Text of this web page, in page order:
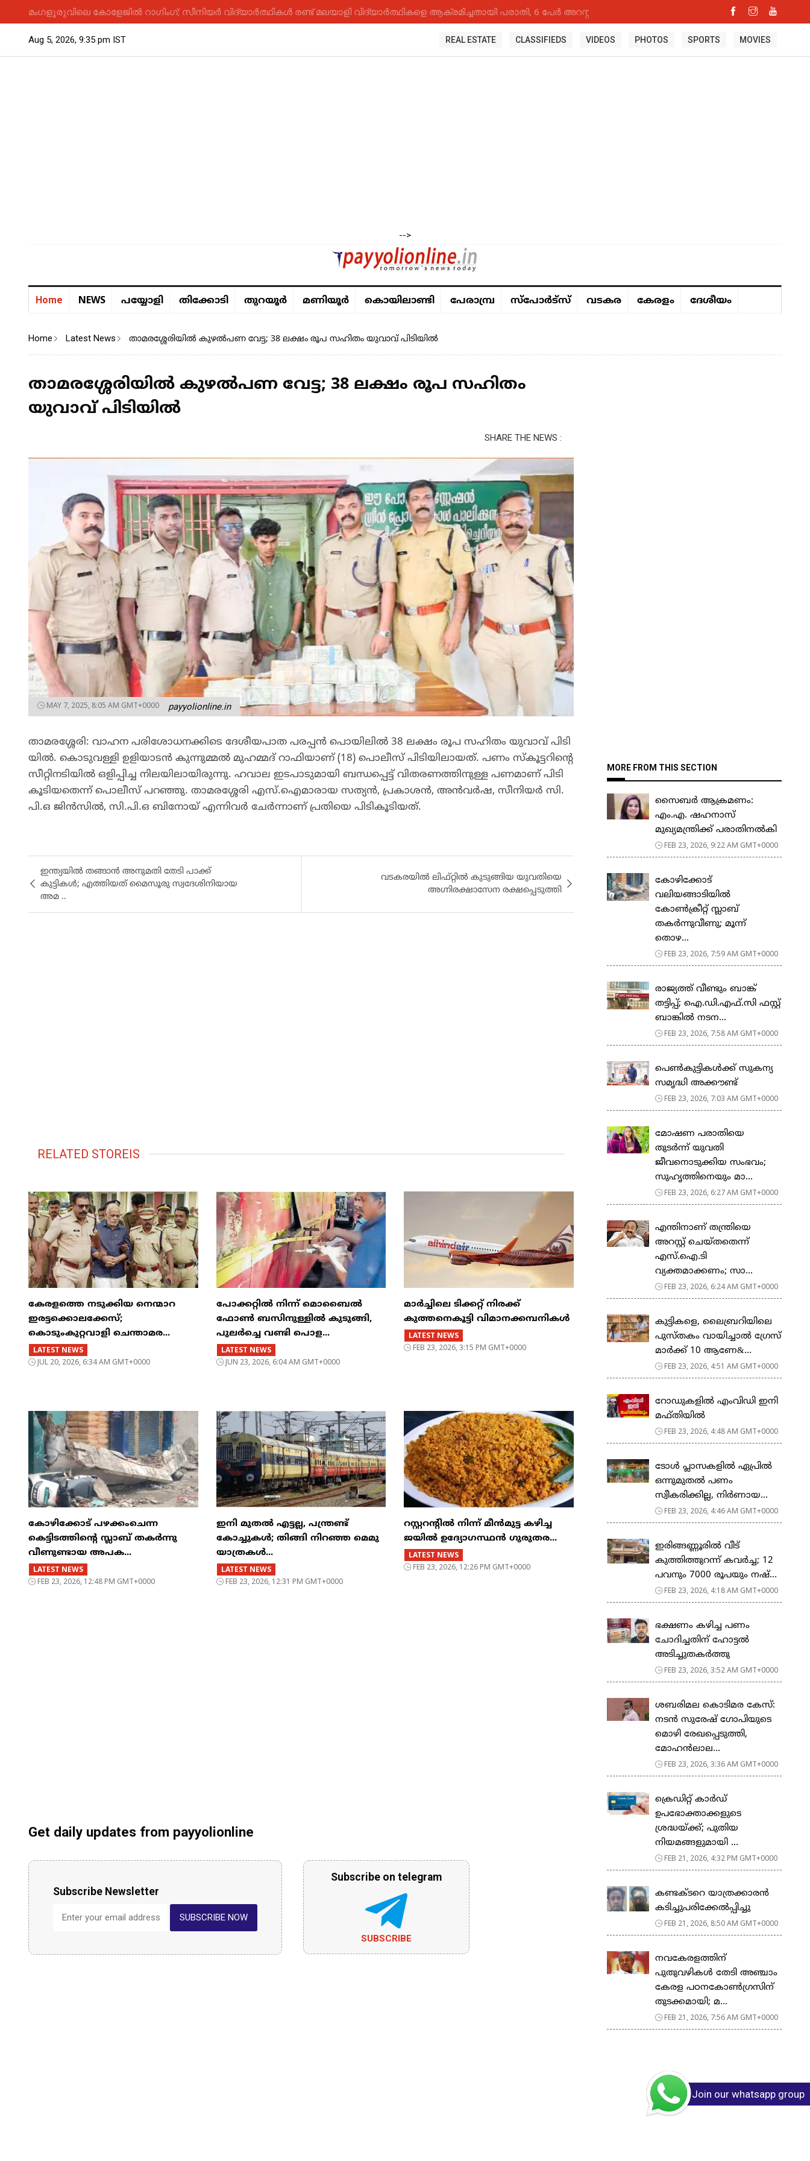
മംഗളൂരുവിലെ കോളേജിൽ റാഗിംഗ്; സീനിയർ വിദ്യാർത്ഥികൾ രണ്ട് മലയാളി വിദ്യാർത്ഥികളെ ആക്രമിച്ചതായി പരാതി, 6 പേർ അറസ്റ്റിൽ
Aug 5, 2026, 9:35 pm IST REAL ESTATE CLASSIFIEDS VIDEOS PHOTOS SPORTS MOVIES
-->
Home NEWS പയ്യോളി തിക്കോടി തുറയൂര്‍ മണിയൂര്‍ കൊയിലാണ്ടി പേരാമ്പ്ര സ്പോർട്സ് വടകര കേരളം ദേശീയം
Home Latest News താമരശ്ശേരിയിൽ കുഴൽപണ വേട്ട; 38 ലക്ഷം രൂപ സഹിതം യുവാവ് പിടിയിൽ
താമരശ്ശേരിയിൽ കുഴൽപണ വേട്ട; 38 ലക്ഷം രൂപ സഹിതം
യുവാവ് പിടിയിൽ
SHARE THE NEWS :
MAY 7, 2025, 8:05 AM GMT+0000 payyolionline.in
താ​മ​ര​ശ്ശേ​രി: വാ​ഹ​ന പ​രി​ശോ​ധ​ന​ക്കി​ടെ ദേ​ശീ​യ​പാ​ത പ​ര​പ്പ​ൻ പൊ​യി​ലി​ൽ 38 ല​ക്ഷം രൂ​പ സ​ഹി​തം യു​വാ​വ് പി​ടി​
യി​ൽ. കൊ​ടു​വ​ള്ളി ഉ​ളി​യാ​ട​ൻ കു​ന്നു​മ്മ​ൽ മു​ഹ​മ്മ​ദ് റാ​ഫി​യാ​ണ് (18) പൊ​ലീ​സ് പി​ടി​യി​ലാ​യ​ത്. പ​ണം സ്കൂ​ട്ട​റി​ന്റെ
സീ​റ്റി​ന​ടി​യി​ൽ ഒ​ളി​പ്പി​ച്ച നി​ല​യി​ലാ​യി​രു​ന്നു. ഹ​വാ​ല ഇ​ട​പാ​ടു​മാ​യി ബ​ന്ധ​പ്പെ​ട്ട് വി​ത​ര​ണ​ത്തി​നു​ള്ള പ​ണ​മാ​ണ് പി​ടി​
കൂ​ടി​യ​തെ​ന്ന് പൊ​ലീ​സ് പ​റ​ഞ്ഞു. താ​മ​ര​ശ്ശേ​രി എ​സ്.​ഐ​മാ​രാ​യ സ​ത്യ​ൻ, പ്ര​കാ​ശ​ൻ, അ​ൻ​വ​ർ​ഷ, സീ​നി​യ​ർ സി.​
പി.​ഒ ജി​ൻ​സി​ൽ, സി.​പി.​ഒ ബി​നോ​യ് എ​ന്നി​വ​ർ ചേ​ർ​ന്നാ​ണ് പ്ര​തി​യെ പി​ടി​കൂ​ടി​യ​ത്.
ഇന്ത്യയിൽ തങ്ങാൻ അനുമതി തേടി പാക്ക്
കുട്ടികൾ; എത്തിയത് മൈസൂരു സ്വദേശിനിയായ
അമ ..
വടകരയില്‍ ലിഫ്റ്റിൽ കുടുങ്ങിയ യുവതിയെ
അഗ്നിരക്ഷാസേന രക്ഷപ്പെടുത്തി
RELATED STOREIS
കേരളത്തെ നടുക്കിയ നെന്മാറ
ഇരട്ടക്കൊലക്കേസ്;
കൊടുംകുറ്റവാളി ചെന്താമര...
LATEST NEWS
JUL 20, 2026, 6:34 AM GMT+0000
പോക്കറ്റിൽ നിന്ന് മൊബൈൽ
ഫോൺ ബസിനുള്ളിൽ കുടുങ്ങി,
പുലർച്ചെ വണ്ടി പൊള...
LATEST NEWS
JUN 23, 2026, 6:04 AM GMT+0000
മാർച്ചിലെ ടിക്കറ്റ് നിരക്ക്
കുത്തനെകൂട്ടി വിമാനക്കമ്പനികൾ
LATEST NEWS
FEB 23, 2026, 3:15 PM GMT+0000
കോഴിക്കോട് പഴക്കംചെന്ന
കെട്ടിടത്തിന്റെ സ്ലാബ് തകർന്നു
വീണുണ്ടായ അപക...
LATEST NEWS
FEB 23, 2026, 12:48 PM GMT+0000
ഇനി മുതൽ എട്ടല്ല, പന്ത്രണ്ട്
കോച്ചുകള്‍; തിങ്ങി നിറഞ്ഞ മെമു
യാത്രകൾ...
LATEST NEWS
FEB 23, 2026, 12:31 PM GMT+0000
റസ്റ്ററന്റില്‍ നിന്ന് മീന്‍മുട്ട കഴിച്ച
ജയില്‍ ഉദ്യോഗസ്ഥന്‍ ഗുരുതര...
LATEST NEWS
FEB 23, 2026, 12:26 PM GMT+0000
Get daily updates from payyolionline
Subscribe Newsletter
SUBSCRIBE NOW
Subscribe on telegram
SUBSCRIBE
MORE FROM THIS SECTION
സൈബർ ആക്രമണം:
എം.എ. ഷഹനാസ്
മുഖ്യമന്ത്രിക്ക് പരാതിനൽകി
FEB 23, 2026, 9:22 AM GMT+0000
കോഴിക്കോട്
വലിയങ്ങാടിയിൽ
കോൺക്രീറ്റ് സ്ലാബ്
തകർന്നുവീണു; മൂന്ന്
തൊഴ...
FEB 23, 2026, 7:59 AM GMT+0000
രാജ്യത്ത് വീണ്ടും ബാങ്ക്
തട്ടിപ്പ്; ഐ.ഡി.എഫ്.സി ഫസ്റ്റ്
ബാങ്കിൽ നടന...
FEB 23, 2026, 7:58 AM GMT+0000
പെ​ൺ​കു​ട്ടി​ക​ൾ​ക്ക് സു​ക​ന്യ
സ​മൃ​ദ്ധി അ​ക്കൗ​ണ്ട്
FEB 23, 2026, 7:03 AM GMT+0000
മോഷണ പരാതിയെ
തുടര്‍ന്ന് യുവതി
ജീവനൊടുക്കിയ സംഭവം;
സുഹൃത്തിനെയും മാ...
FEB 23, 2026, 6:27 AM GMT+0000
എന്തിനാണ് തന്ത്രിയെ
അറസ്റ്റ് ചെയ്തതെന്ന്
എസ്.ഐ.ടി
വ്യക്തമാക്കണം; സാ...
FEB 23, 2026, 6:24 AM GMT+0000
കുട്ടികളെ, ലൈബ്രറിയിലെ
പുസ്തകം വായിച്ചാല്‍ ഗ്രേസ്
മാര്‍ക്ക് 10 ആണേ&...
FEB 23, 2026, 4:51 AM GMT+0000
റോഡുകളില്‍ എംവിഡി ഇനി
മഫ്തിയില്‍
FEB 23, 2026, 4:48 AM GMT+0000
ടോള്‍ പ്ലാസകളില്‍ ഏപ്രില്‍
ഒന്നുമുതല്‍ പണം
സ്വീകരിക്കില്ല, നിര്‍ണായ...
FEB 23, 2026, 4:46 AM GMT+0000
ഇരിങ്ങണ്ണൂരിൽ വീട്
കുത്തിത്തുറന്ന് കവർച്ച; 12
പവനും 7000 രൂപയും നഷ്...
FEB 23, 2026, 4:18 AM GMT+0000
ഭക്ഷണം കഴിച്ച പണം
ചോദിച്ചതിന് ഹോട്ടൽ
അടിച്ചുതകർത്തു
FEB 23, 2026, 3:52 AM GMT+0000
ശബരിമല കൊടിമര കേസ്:
നടൻ സുരേഷ് ഗോപിയുടെ
മൊഴി രേഖപ്പെടുത്തി,
മോഹൻലാല...
FEB 23, 2026, 3:36 AM GMT+0000
ക്രെഡിറ്റ് കാർഡ്
ഉപഭോക്താക്കളുടെ
ശ്രദ്ധയ്ക്ക്; പുതിയ
നിയമങ്ങളുമായി ...
FEB 21, 2026, 4:32 PM GMT+0000
കണ്ടക്ടറെ യാത്രക്കാരൻ
കടിച്ചുപരിക്കേൽപ്പിച്ചു
FEB 21, 2026, 8:50 AM GMT+0000
നവകേരളത്തിന്
പുതുവഴികൾ തേടി അഞ്ചാം
കേരള പഠനകോൺഗ്രസിന്
തുടക്കമായി; മ...
FEB 21, 2026, 7:56 AM GMT+0000
Join our whatsapp group